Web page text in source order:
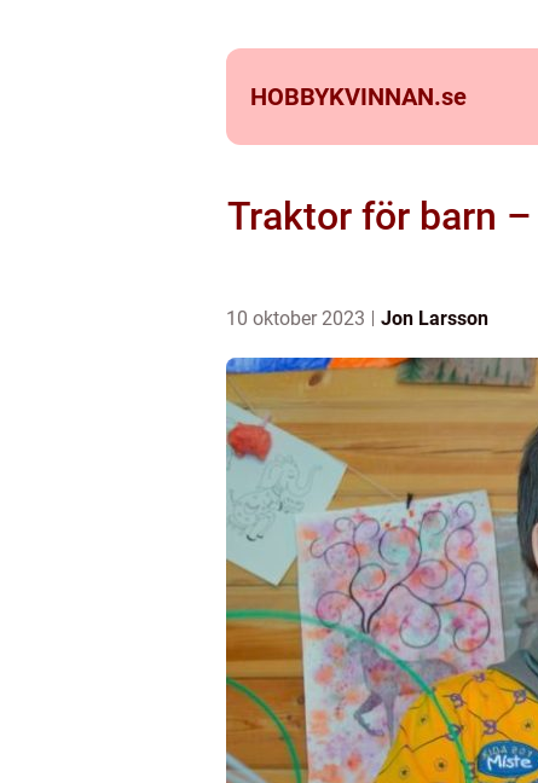
HOBBYKVINNAN.se
Traktor för barn
10 oktober 2023 Jon Larsson